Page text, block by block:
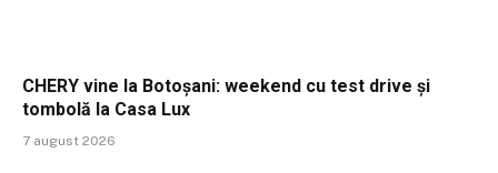
CHERY vine la Botoșani: weekend cu test drive și
tombolă la Casa Lux
7 august 2026